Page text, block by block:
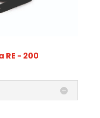
- 200